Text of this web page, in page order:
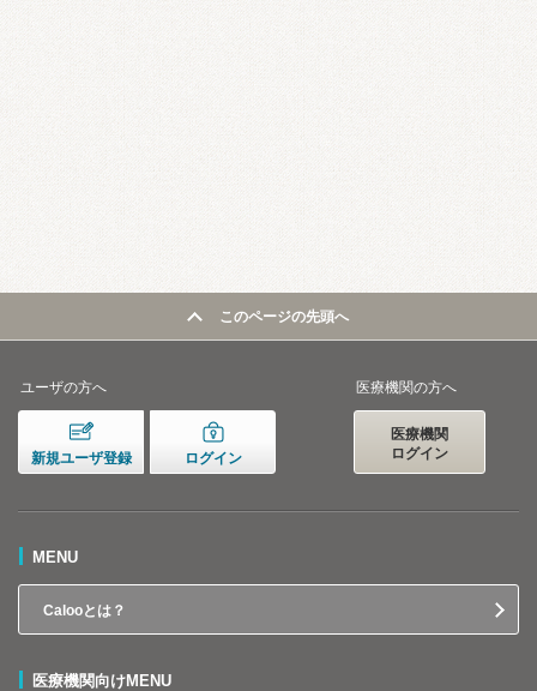
このページの先頭へ
ユーザの方へ
新規ユーザ登録 ログイン
医療機関の方へ
医療機関
ログイン
MENU
Calooとは？
医療機関向けMENU